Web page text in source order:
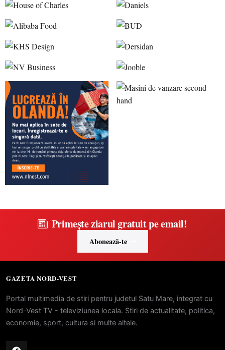
Primește ziarul gratuit pe email!
Abonează-te
GAZETA NORD-VEST
Portal multimedia de stiri pentru judetul Satu Mare, integrat cu
Nord-Vest TV - televiziunea locala. Stiri de actualitate, politica,
economie, sport, cultura si multe altele.